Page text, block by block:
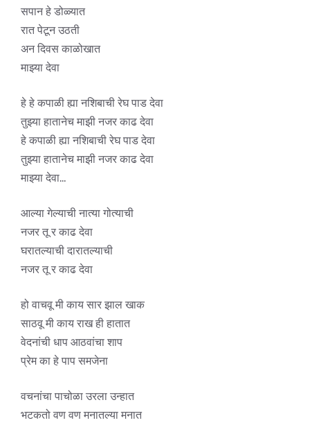
सपान हे डोळ्यात
रात पेटून उठती
अन दिवस काळोखात
माझ्या देवा
हे हे कपाळी ह्या नशिबाची रेघ पाड देवा
तुझ्या हातानेच माझी नजर काढ देवा
हे कपाळी ह्या नशिबाची रेघ पाड देवा
तुझ्या हातानेच माझी नजर काढ देवा
माझ्या देवा…
आल्या गेल्याची नात्या गोत्याची
नजर तू र काढ देवा
घरातल्याची दारातल्याची
नजर तू र काढ देवा
हो वाचवू मी काय सार झाल खाक
साठवू मी काय राख ही हातात
वेदनांची धाप आठवांचा शाप
प्रेम का हे पाप समजेना
वचनांचा पाचोळा उरला उन्हात
भटकतो वण वण मनातल्या मनात